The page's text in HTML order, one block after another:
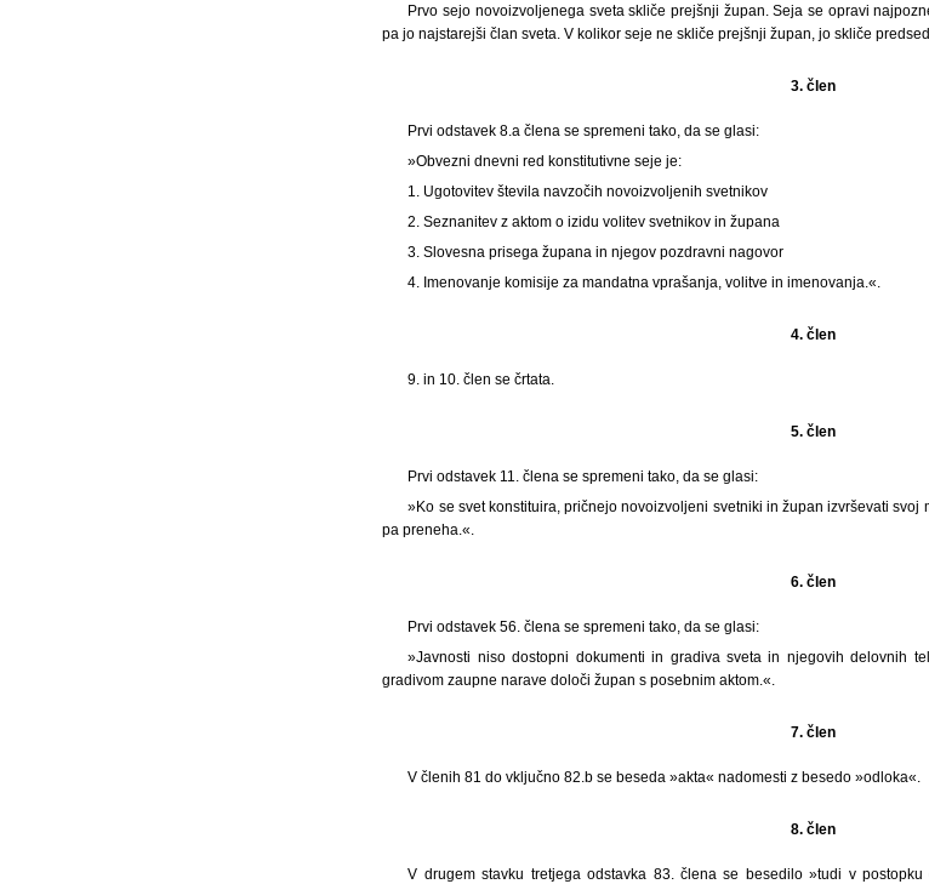
Prvo sejo novoizvoljenega sveta skliče prejšnji župan. Seja se opravi
pa jo najstarejši član sveta. V kolikor seje ne skliče prejšnji župan, jo skliče
3. člen
Prvi odstavek 8.a člena se spremeni tako, da se glasi:
»Obvezni dnevni red konstitutivne seje je:
1. Ugotovitev števila navzočih novoizvoljenih svetnikov
2. Seznanitev z aktom o izidu volitev svetnikov in župana
3. Slovesna prisega župana in njegov pozdravni nagovor
4. Imenovanje komisije za mandatna vprašanja, volitve in imenovanja.«.
4. člen
9. in 10. člen se črtata.
5. člen
Prvi odstavek 11. člena se spremeni tako, da se glasi:
»Ko se svet konstituira, pričnejo novoizvoljeni svetniki in župan izvrševati
pa preneha.«.
6. člen
Prvi odstavek 56. člena se spremeni tako, da se glasi:
»Javnosti niso dostopni dokumenti in gradiva sveta in njegovih delovnih
gradivom zaupne narave določi župan s posebnim aktom.«.
7. člen
V členih 81 do vključno 82.b se beseda »akta« nadomesti z besedo »odloka«.
8. člen
V drugem stavku tretjega odstavka 83. člena se besedilo »tudi v